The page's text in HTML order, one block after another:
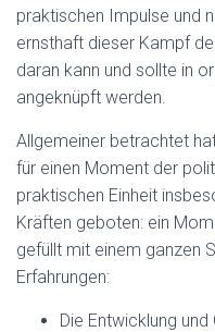
praktischen Impulse und
ernsthaft dieser Kampf
daran kann und sollte in
angeknüpft werden.
Allgemeiner betrachtet
für einen Moment der
praktischen Einheit
Kräften geboten: ein
gefüllt mit einem ganzen
Erfahrungen:
Die Entwicklung